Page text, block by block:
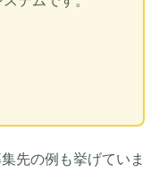
先の例も挙げていま